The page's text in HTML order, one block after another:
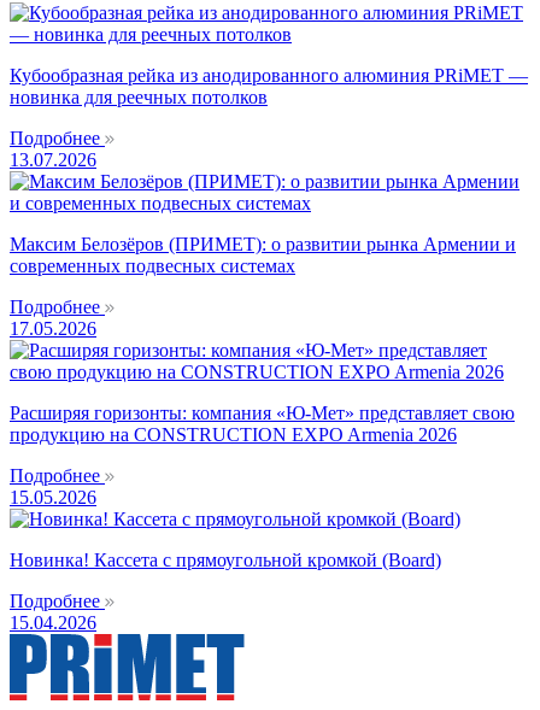
Кубообразная рейка из анодированного алюминия PRiMET —
новинка для реечных потолков
Подробнее
13.07.2026
Максим Белозёров (ПРИМЕТ): о развитии рынка Армении и
современных подвесных системах
Подробнее
17.05.2026
Расширяя горизонты: компания «Ю-Мет» представляет свою
продукцию на CONSTRUCTION EXPO Armenia 2026
Подробнее
15.05.2026
Новинка! Кассета с прямоугольной кромкой (Board)
Подробнее
15.04.2026